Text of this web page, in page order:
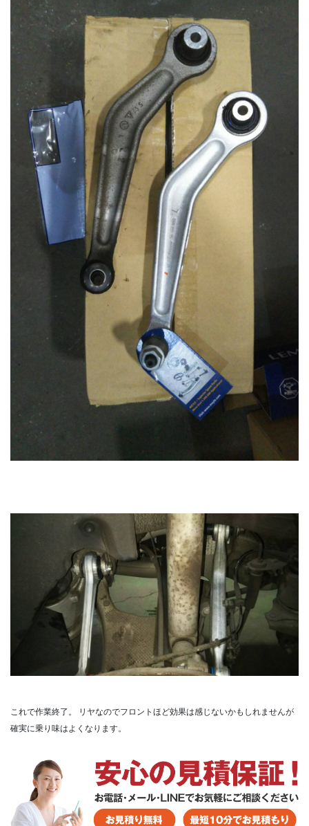
これで作業終了。
リヤなのでフロントほど効果は感じないかもしれませんが
確実に乗り味はよくなります。